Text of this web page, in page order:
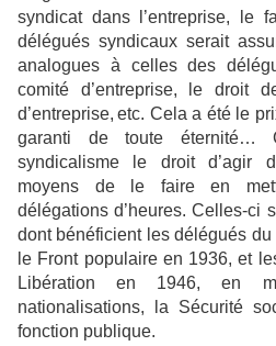
syndicat dans l’entreprise, le
délégués syndicaux serait
analogues à celles des
comité d’entreprise, le droit
d’entreprise, etc. Cela a été le
garanti de toute éternité…
syndicalisme le droit d’agir
moyens de le faire en
délégations d’heures. Celles-ci
dont bénéficient les délégués
le Front populaire en 1936, et
Libération en 1946, en
nationalisations, la Sécurité
fonction publique.